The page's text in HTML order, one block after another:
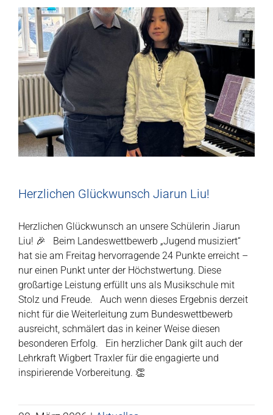
Herzlichen Glückwunsch Jiarun Liu!
Herzlichen Glückwunsch an unsere Schülerin Jiarun
Liu! 🎉 Beim Landeswettbewerb „Jugend musiziert“
hat sie am Freitag hervorragende 24 Punkte erreicht –
nur einen Punkt unter der Höchstwertung. Diese
großartige Leistung erfüllt uns als Musikschule mit
Stolz und Freude. Auch wenn dieses Ergebnis derzeit
nicht für die Weiterleitung zum Bundeswettbewerb
ausreicht, schmälert das in keiner Weise diesen
besonderen Erfolg. Ein herzlicher Dank gilt auch der
Lehrkraft Wigbert Traxler für die engagierte und
inspirierende Vorbereitung. 👏